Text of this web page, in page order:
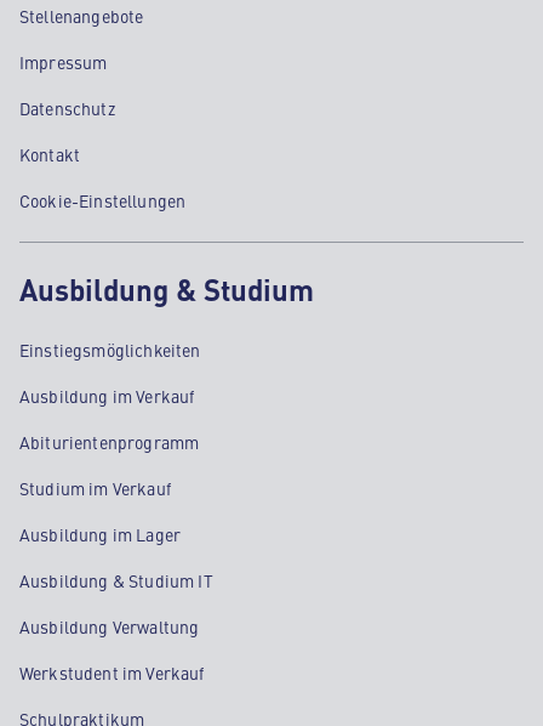
Stellenangebote
Impressum
Datenschutz
Kontakt
Cookie-Einstellungen
Ausbildung & Studium
Einstiegsmöglichkeiten
Ausbildung im Verkauf
Abiturientenprogramm
Studium im Verkauf
Ausbildung im Lager
Ausbildung & Studium IT
Ausbildung Verwaltung
Werkstudent im Verkauf
Schulpraktikum